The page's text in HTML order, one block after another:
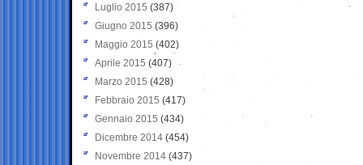
Luglio 2015 (387)
Giugno 2015 (396)
Maggio 2015 (402)
Aprile 2015 (407)
Marzo 2015 (428)
Febbraio 2015 (417)
Gennaio 2015 (434)
Dicembre 2014 (454)
Novembre 2014 (437)